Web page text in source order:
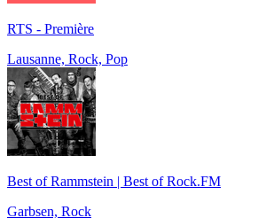
RTS - Première
Lausanne, Rock, Pop
Best of Rammstein | Best of Rock.FM
Garbsen, Rock